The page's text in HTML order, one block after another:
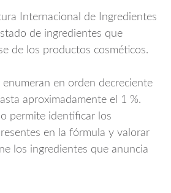
Internacional de Ingredientes
de ingredientes que
de los productos cosméticos.
enumeran en orden decreciente
aproximadamente el 1 %.
permite identificar los
en la fórmula y valorar
los ingredientes que anuncia